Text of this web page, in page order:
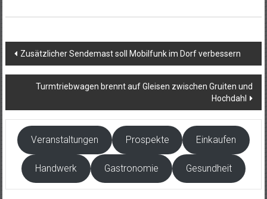
Beitragsnavigation
Zusätzlicher Sendemast soll Mobilfunk im Dorf verbessern
Turmtriebwagen brennt auf Gleisen zwischen Gruiten und
Hochdahl
Veranstaltungen Prospekte Einkaufen
Handwerk Gastronomie Gesundheit